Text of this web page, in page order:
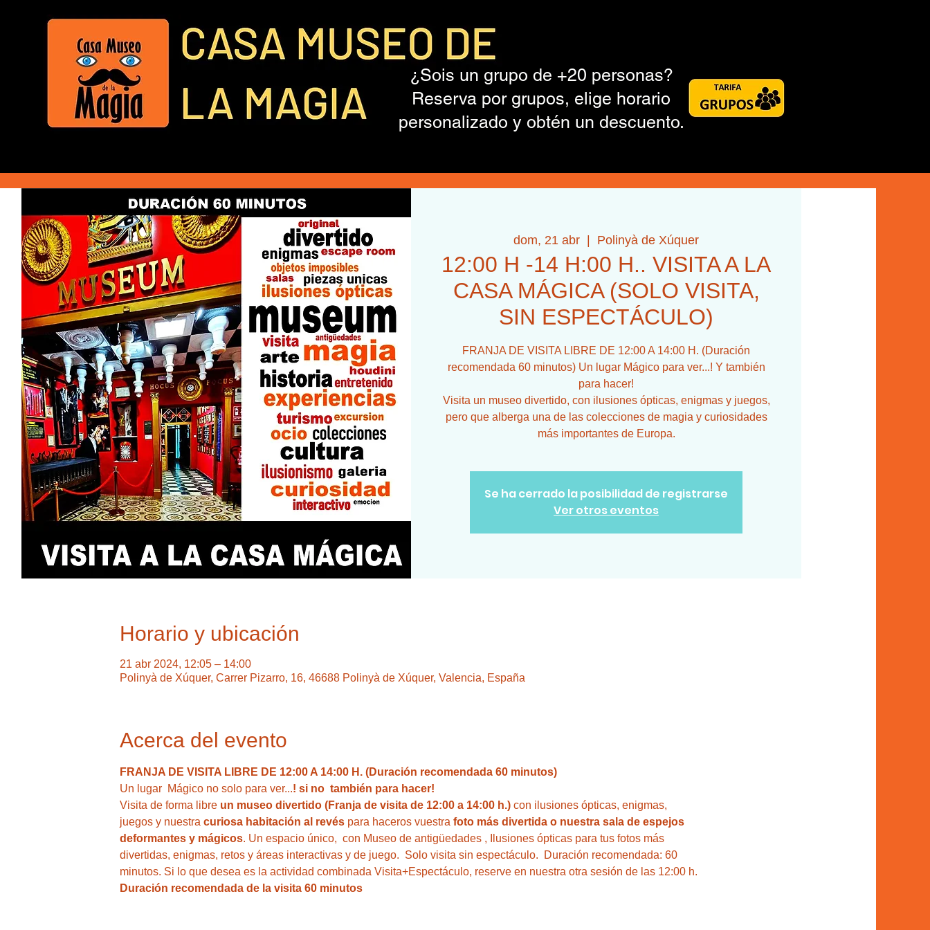
¿Sois un grupo de +20 personas?
Reserva por grupos, elige horario
personalizado y obtén un descuento.
dom, 21 abr Polinyà de Xúquer
12:00 H -14 H:00 H.. VISITA A LA
CASA MÁGICA (SOLO VISITA,
SIN ESPECTÁCULO)
FRANJA DE VISITA LIBRE DE 12:00 A 14:00 H. (Duración
recomendada 60 minutos) Un lugar Mágico para ver...! Y también
para hacer!
Visita un museo divertido, con ilusiones ópticas, enigmas y juegos,
pero que alberga una de las colecciones de magia y curiosidades
más importantes de Europa.
Se ha cerrado la posibilidad de registrarse
Ver otros eventos
Horario y ubicación
21 abr 2024, 12:05 – 14:00
Polinyà de Xúquer, Carrer Pizarro, 16, 46688 Polinyà de Xúquer, Valencia, España
Acerca del evento
FRANJA DE VISITA LIBRE DE 12:00 A 14:00 H. (Duración recomendada 60 minutos)
Un lugar  Mágico no solo para ver...! si no  también para hacer!
Visita de forma libre un museo divertido (Franja de visita de 12:00 a 14:00 h.) con ilusiones ópticas, enigmas,
juegos y nuestra curiosa habitación al revés para haceros vuestra foto más divertida o nuestra sala de espejos
deformantes y mágicos. Un espacio único,  con Museo de antigüedades , Ilusiones ópticas para tus fotos más
divertidas, enigmas, retos y áreas interactivas y de juego.  Solo visita sin espectáculo.  Duración recomendada: 60
minutos. Si lo que desea es la actividad combinada Visita+Espectáculo, reserve en nuestra otra sesión de las 12:00 h.
Duración recomendada de la visita 60 minutos